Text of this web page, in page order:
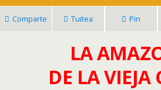
Comparte Tuitea Pin
LA
DE LA VIEJA